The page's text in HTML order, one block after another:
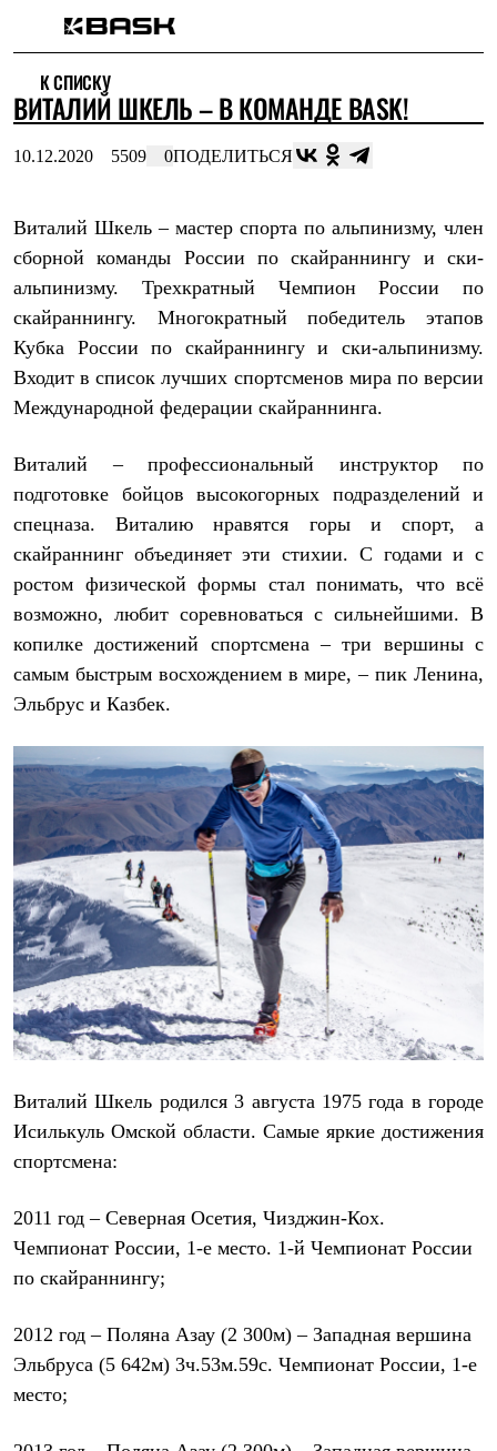
Интернет-магазин
Мужская одежда
Утепленная пухом
Куртки
Брюки
Утепленная синтетикой
Куртки
Брюки
Штормовая одежда
Куртки
Брюки
Софтшелл одежда
Куртки
Брюки
Флисовая одежда
Брюки
Термобелье
Теплое термобелье
Среднее термобелье
Легкое термобелье
Лёгкая одежда
Футболки
Толстовки
Брюки
Шорты
Женская одежда
Брюки
Жилеты
Утепленная синтетикой
Куртки
Брюки
Штормовая одежда
Куртки
Софтшелл одежда
Куртки
Брюки
Лёгкая одежда
Рубашки
Футболки
Толстовки
Термобелье
Теплое термобелье
Среднее термобелье
Легкое термобелье
Брюки
Детская одежда
Комбинезоны
Брюки
Утепленная синтетикой
Комбинезоны
Куртки
К СПИСКУ
ВИТАЛИЙ ШКЕЛЬ – В КОМАНДЕ BASK!
10.12.2020 5509 0ПОДЕЛИТЬСЯ
Виталий Шкель – мастер спорта по альпинизму, член
сборной команды России по скайраннингу и ски-
альпинизму. Трехкратный Чемпион России по
скайраннингу. Многократный победитель этапов
Кубка России по скайраннингу и ски-альпинизму.
Входит в список лучших спортсменов мира по версии
Международной федерации скайраннинга.
Виталий – профессиональный инструктор по
подготовке бойцов высокогорных подразделений и
спецназа. Виталию нравятся горы и спорт, а
скайраннинг объединяет эти стихии. С годами и с
ростом физической формы стал понимать, что всё
возможно, любит соревноваться с сильнейшими. В
копилке достижений спортсмена – три вершины с
самым быстрым восхождением в мире, – пик Ленина,
Эльбрус и Казбек.
Виталий Шкель родился 3 августа 1975 года в городе
Исилькуль Омской области. Самые яркие достижения
спортсмена:
2011 год – Северная Осетия, Чизджин-Кох.
Чемпионат России, 1-e место. 1-й Чемпионат России
по скайраннингу;
2012 год– Поляна Азау (2 300м) – Западная вершина
Эльбруса (5 642м) 3ч.53м.59с. Чемпионат России, 1-е
место;